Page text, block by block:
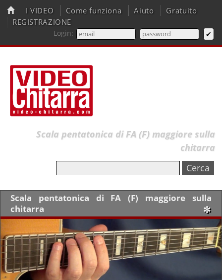
I VIDEO Come funziona Aiuto
Gratuito
REGISTRAZIONE
Login:
Scala pentatonica di FA (F) maggiore sulla
chitarra
Scala pentatonica di FA (F) maggiore sulla
chitarra
✼